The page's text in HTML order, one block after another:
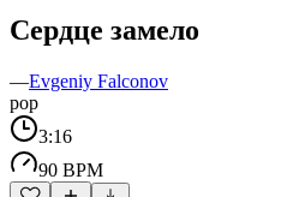
Сердце замело
—Evgeniy Falconov
pop
3:16
90 BPM